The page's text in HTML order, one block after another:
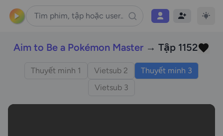
Aim to Be a Pokémon Master → Tập 1152
Thuyết minh 1 Vietsub 2
Thuyết minh 3
Vietsub 3